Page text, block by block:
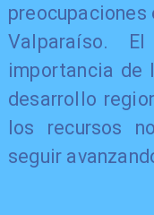
preocupaciones
Valparaíso.
importancia de
desarrollo
los recursos
seguir